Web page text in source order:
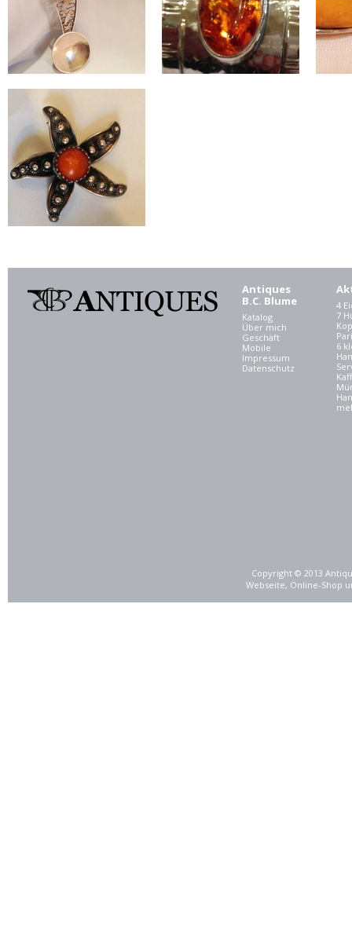
Antiques
B.C. Blume
Katalog
Über mich
Geschäft
Mobile
Impressum
Datenschutz
4
7
6
Copyright © 2013
Webseite, Online-Shop